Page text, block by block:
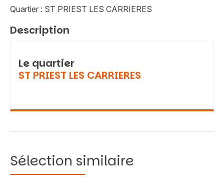
Quartier : ST PRIEST LES CARRIERES
Description
Le quartier
ST PRIEST LES CARRIERES
Sélection similaire